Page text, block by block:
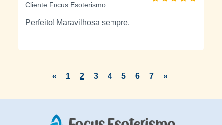
Cliente Focus Esoterismo
Perfeito! Maravilhosa sempre.
« 1 2 3 4 5 6 7 »